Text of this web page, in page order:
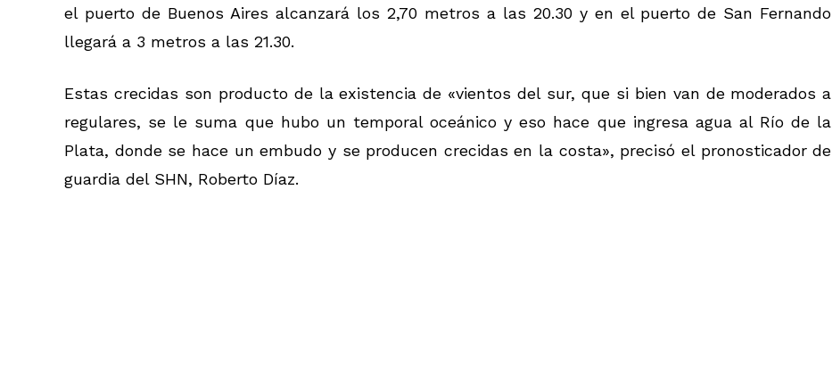
el puerto de Buenos Aires alcanzará los 2,70 metros a las 20.30 y en el puerto de San Fernando
llegará a 3 metros a las 21.30.
Estas crecidas son producto de la existencia de «vientos del sur, que si bien van de moderados a
regulares, se le suma que hubo un temporal oceánico y eso hace que ingresa agua al Río de la
Plata, donde se hace un embudo y se producen crecidas en la costa», precisó el pronosticador de
guardia del SHN, Roberto Díaz.